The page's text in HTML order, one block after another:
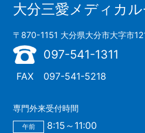
大分三愛メディカ
〒870-1151 大分県大分市大字市
097-541-1311
FAX 097-541-5218
専門外来受付時間
午前 8:15～11:00